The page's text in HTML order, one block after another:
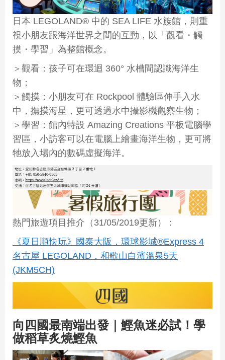
日本 LEGOLAND® 中的 SEA LIFE 水族館，則重
視小朋友跟海洋世界之間的互動，以「觀看・觸
摸・學習」為整館概念。
＞觀看：孩子可在環迴 360° 水槽間認識海洋生
物；
＞觸摸：小朋友可在 Rockpool 體驗區伸手入水
中，撫摸海星，更可透過水中攝影機觀察生物；
＞學習：館內特設 Amazing Creations 平板電腦學
習區，小訪客可以在電腦上繪畫海洋生物，更可將
牠放入場內的數碼虛擬海洋。
熱門旅遊項目推介（31/05/2019更新）：
《夏日順快玩》國泰大阪．環球影城®Express 4
名古屋 LEGOLAND．和歌山白濱溫泉5天
(JKM5CH)
向四國最南端出發｜鰹魚迷必試！學
做稻草炙燒鰹魚